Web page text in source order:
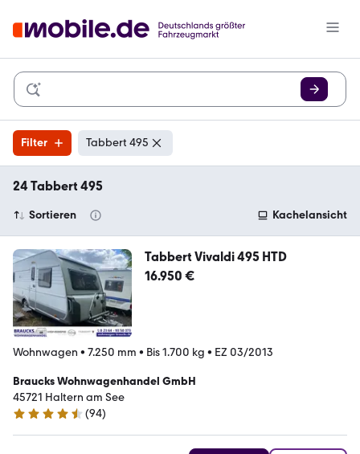
Filter Tabbert 495
24 Tabbert 495
Sortieren Kachelansicht
Tabbert Vivaldi 495 HTD
16.950 €
Wohnwagen • 7.250 mm • Bis 1.700 kg • EZ 03/2013
Braucks Wohnwagenhandel GmbH
45721 Haltern am See
4.7 Sterne
(94)